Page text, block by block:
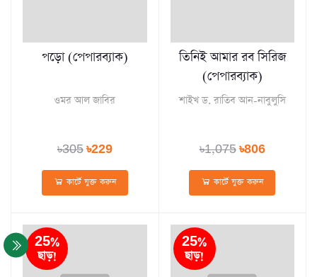
পড়ো (পেপারব্যাক)
ওমর আল জাবির
৳305৳229
কার্টে যুক্ত করুন
তিনিই আমার রব সিরিজ
(পেপারব্যাক)
শাইখ ড. রাতিব আন-নাবুলুসি
৳1,075৳806
কার্টে যুক্ত করুন
25%
ছাড়!
25%
ছাড়!